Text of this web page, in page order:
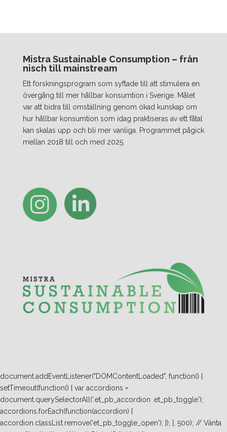
Mistra Sustainable Consumption – från
nisch till mainstream
Ett forskningsprogram som syftade till att stimulera en
övergång till mer hållbar konsumtion i Sverige. Målet
var att bidra till omställning genom ökad kunskap om
hur hållbar konsumtion som idag praktiseras av ett fåtal
kan skalas upp och bli mer vanliga. Programmet pågick
mellan 2018 till och med 2025.
document.addEventListener("DOMContentLoaded", function() {
setTimeout(function() { var accordions =
document.querySelectorAll('.et_pb_accordion .et_pb_toggle');
accordions.forEach(function(accordion) {
accordion.classList.remove('et_pb_toggle_open'); }); }, 500); // Vänta